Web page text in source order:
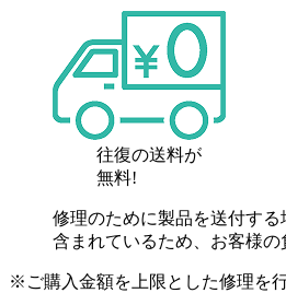
往復の送料が
無料!
修理のために製品を送付す
含まれているため、お客様の
※ご購入金額を上限とした修理を行